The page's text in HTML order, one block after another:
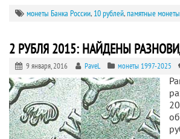
монеты Банка России, 10 рублей,памятные монеты
2 РУБЛЯ 2015: НАЙДЕНЫ
9 января, 2016 PaveL монеты 1997-2025